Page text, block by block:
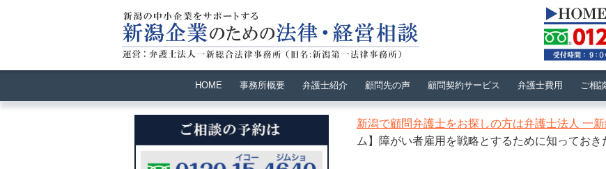
HOME 事務所概要 弁護士紹介 顧問先の声 顧問契約サービス 弁護士費用 ご相
新潟で顧問弁護士をお探しの方は弁護士法人 一
ム】障がい者雇用を戦略とするために知っておき